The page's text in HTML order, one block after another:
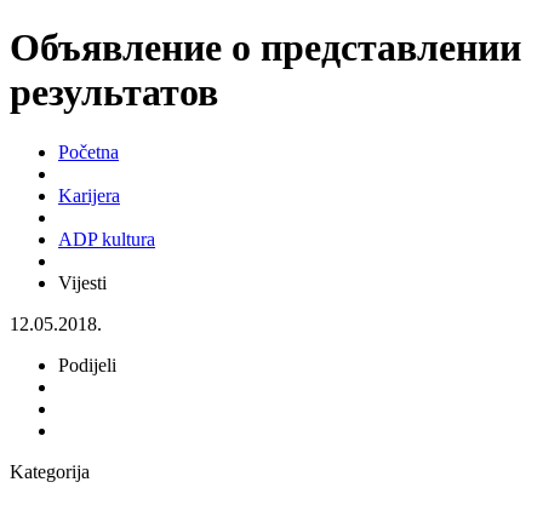
Объявление о представлении
результатов
Početna
Karijera
ADP kultura
Vijesti
12.05.2018.
Podijeli
Kategorija